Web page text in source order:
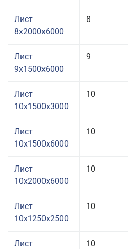
Лист
8x2000x6000
8
Лист
9x1500x6000
9
Лист
10x1500x3000
10
Лист
10x1500x6000
10
Лист
10x2000x6000
10
Лист
10x1250x2500
10
Лист
10